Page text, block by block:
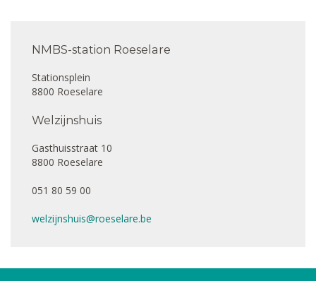
NMBS-station Roeselare
Stationsplein
8800 Roeselare
Welzijnshuis
Gasthuisstraat 10
8800 Roeselare
051 80 59 00
welzijnshuis@roeselare.be